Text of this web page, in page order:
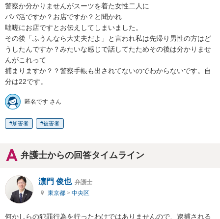
警察か分かりませんがスーツを着た女性二人に
パパ活ですか？お店ですか？と聞かれ
咄嗟にお店ですとお伝えしてしまいました。
その後「ふうんなら大丈夫だよ」と言われ私は先帰り男性の方はど
うしたんですか？みたいな感じで話してたためその後は分かりませ
んがこれって
捕まりますか？？警察手帳も出されてないのでわからないです。自
分は22です。
匿名です さん
加害者 被害者
弁護士からの回答タイムライン
濵門 俊也 弁護士
東京都 > 中央区
何かしらの犯罪行為を行ったわけではありませんので、逮捕される